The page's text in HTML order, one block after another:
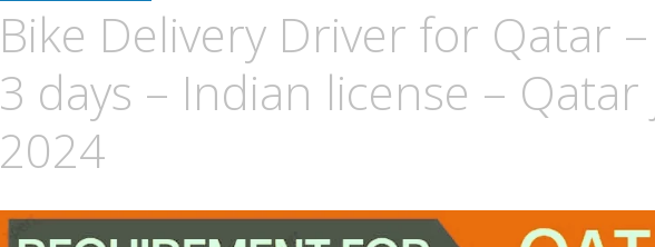
Bike Delivery Driver for Qatar
3 days – Indian license – Qatar
2024